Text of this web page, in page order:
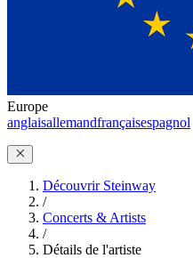
Europe
anglaisallemandfrançaisespagnol
Découvrir Steinway
/
Concerts & Artists
/
Détails de l'artiste